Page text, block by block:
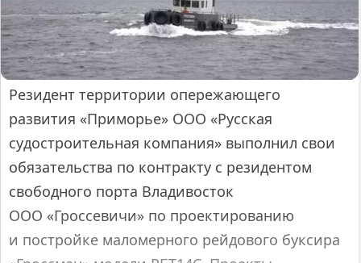
Резидент территории опережающего
развития «Приморье» ООО «Русская
судостроительная компания» выполнил свои
обязательства по контракту с резидентом
свободного порта Владивосток
ООО «Гроссевичи» по проектированию
и постройке маломерного рейдового буксира